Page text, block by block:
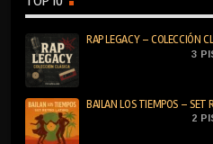
RAP LEGACY – COLECCIÓN
3
BAILAN LOS TIEMPOS – SET
2